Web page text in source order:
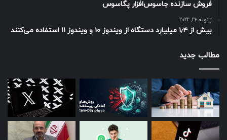
فروش سازنده جاسوس‌افزار پگاسوس
ژانویه 26, 2022
بیش از ۱٫۴ میلیارد دستگاه از ویندوز ۱۰ و ویندوز ۱۱ استفاده می‌کنند
مطالب جدید